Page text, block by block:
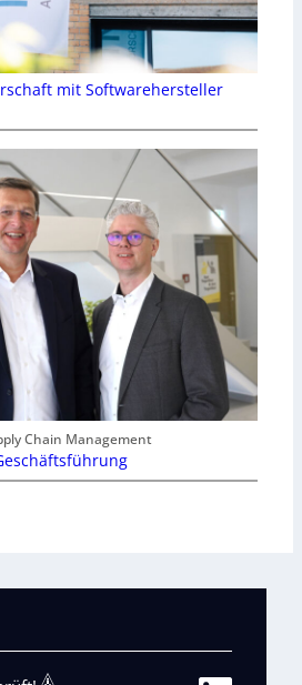
mit Softwarehersteller
Chain Management